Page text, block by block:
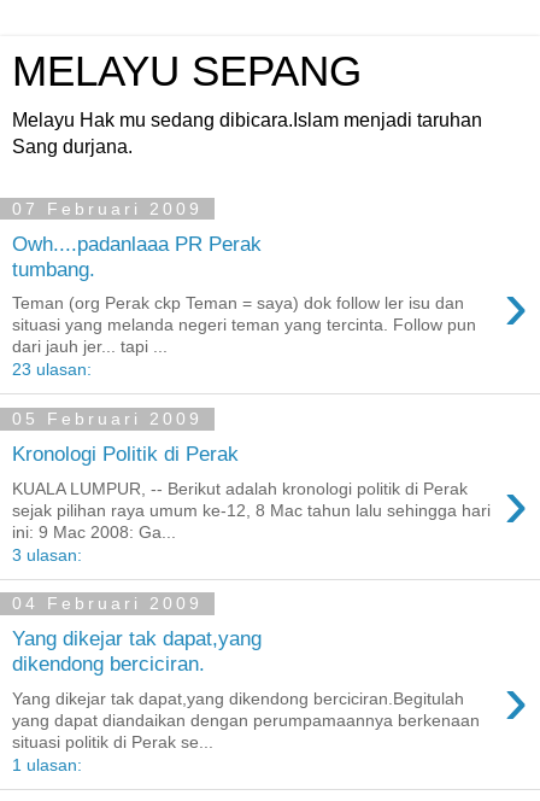
MELAYU SEPANG
Melayu Hak mu sedang dibicara.Islam menjadi taruhan
Sang durjana.
07 Februari 2009
Owh....padanlaaa PR Perak
tumbang.
›
Teman (org Perak ckp Teman = saya) dok follow ler isu dan
situasi yang melanda negeri teman yang tercinta. Follow pun
dari jauh jer... tapi ...
23 ulasan:
05 Februari 2009
Kronologi Politik di Perak
›
KUALA LUMPUR, -- Berikut adalah kronologi politik di Perak
sejak pilihan raya umum ke-12, 8 Mac tahun lalu sehingga hari
ini: 9 Mac 2008: Ga...
3 ulasan:
04 Februari 2009
Yang dikejar tak dapat,yang
dikendong berciciran.
›
Yang dikejar tak dapat,yang dikendong berciciran.Begitulah
yang dapat diandaikan dengan perumpamaannya berkenaan
situasi politik di Perak se...
1 ulasan: